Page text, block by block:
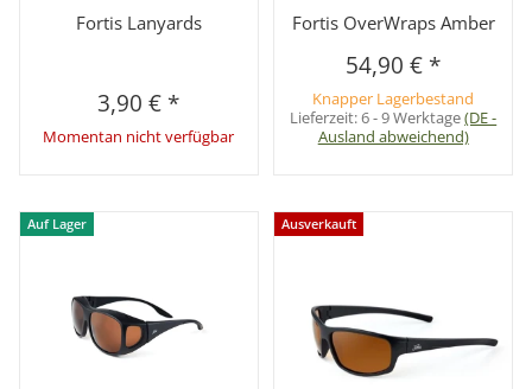
Fortis Lanyards
3,90 € *
Momentan nicht verfügbar
Fortis OverWraps Amber
54,90 € *
Knapper Lagerbestand
Lieferzeit:6 - 9 Werktage(DE -
Ausland abweichend)
Auf Lager Ausverkauft